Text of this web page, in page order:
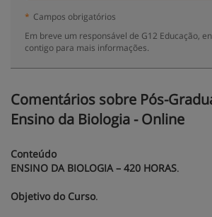
* Campos obrigatórios
Em breve um responsável de G12 Educação,
contigo para mais informações.
Comentários sobre Pós-
Ensino da Biologia - Online
Conteúdo
ENSINO DA BIOLOGIA – 420 HORAS.
Objetivo do Curso.